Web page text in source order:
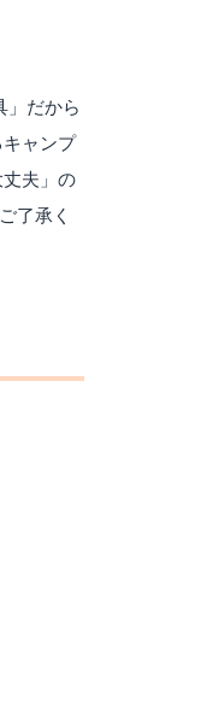
」だから
ャンプ
夫」の
了承く